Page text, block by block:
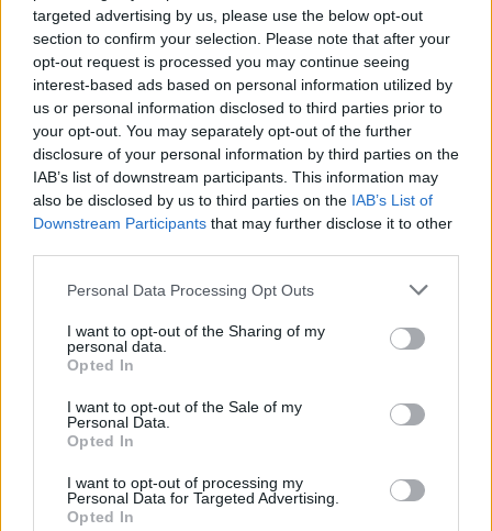
targeted advertising by us, please use the below opt-out
section to confirm your selection. Please note that after your
opt-out request is processed you may continue seeing
interest-based ads based on personal information utilized by
us or personal information disclosed to third parties prior to
your opt-out. You may separately opt-out of the further
disclosure of your personal information by third parties on the
IAB’s list of downstream participants. This information may
also be disclosed by us to third parties on the IAB’s List of
Downstream Participants that may further disclose it to other
Personal Data Processing Opt Outs
I want to opt-out of the Sharing of my
personal data.
Opted In
I want to opt-out of the Sale of my
Personal Data.
Opted In
I want to opt-out of processing my
Personal Data for Targeted Advertising.
Opted In
έχει ανακατασκευάσει 50 νέες σελίδες
αντιστοιχίζοντας διαστάσεις, μεθόδους
προετοιμασίας, υλικά και υδατογραφήματα.
Μεταξύ των πιο εντυπωσιακών επανενώσεων
έτσι, είναι το σχέδιο ενός αλόγου που
«επέστρεψε» στις συνοδευτικές σημειώσεις
του Λεονάρντο ντα Βίντσι για το ιππικό
μνημείο Ρεγκισόλε της Παβίας. Ένα σχέδιο,
που πιστεύεται ότι αποτύπωσε τη στιγμή, που
ο δημιουργός του κατέληξε στην τελική εκδοχή
για το μνημείο του Φραντσέσκο Σφόρτσα,
που όμως δεν ολοκληρώθηκε ποτέ.
μηχανή σε σχήμα πυραμίδας, που θωρείται
ότι σχεδιάστηκε για την εκσκαφή ενός
καναλιού (περίπου 1503), ένα ακόμη
περιγράφεται ως «Το κεφάλι της Λήδας»